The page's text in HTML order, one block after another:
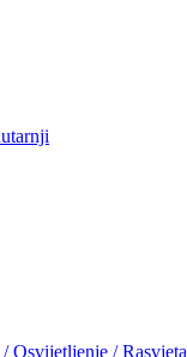
/ Rasvjeta